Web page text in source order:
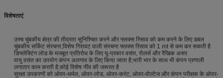
विशेषताएं:
उच्च चुंबकीय क्षेत्र की तीव्रता सुनिश्चित करने और फ्लक्स रिसाव को कम करने के लिए डबल
चुंबकीय सर्किट संरचना;विशेष गिरावट वाली संरचना फ्लक्स रिसाव को 1 mt से कम कर सकती है
डिफ्लेक्टिंग लोड के मजबूत प्रतिरोध के लिए यू-प्रकार वसंत, रोलर्स और रैखिक असर
वायु वसंत का उपयोग कंपन अलगाव के लिए किया जाता है;भारी भार के साथ भी कंपन प्रणाली
लगातार काम करती है;कोई विशेष नींव की जरूरत है
सुरक्षा उपकरणों को ओवर-थर्मल, ओवर-लोड, ओवर-करंट, ओवर-वोल्टेज और कंपन परीक्षक के ओवर-